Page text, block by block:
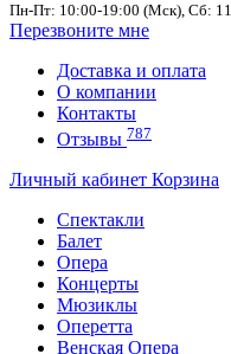
Пн-Пт: 10:00-19:00 (Мск), Сб:
Перезвоните мне
Доставка и оплата
О компании
Контакты
Отзывы 787
Личный кабинет Корзина
Спектакли
Балет
Опера
Концерты
Мюзиклы
Оперетта
Венская Опера